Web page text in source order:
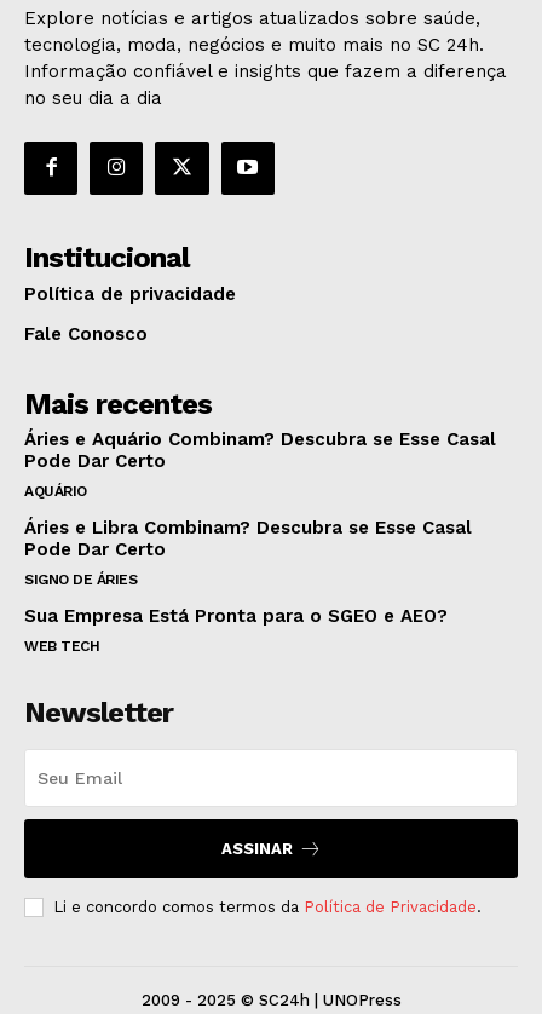
Explore notícias e artigos atualizados sobre saúde,
tecnologia, moda, negócios e muito mais no SC 24h.
Informação confiável e insights que fazem a diferença
no seu dia a dia
Institucional
Política de privacidade
Fale Conosco
Mais recentes
Áries e Aquário Combinam? Descubra se Esse Casal
Pode Dar Certo
AQUÁRIO
Áries e Libra Combinam? Descubra se Esse Casal
Pode Dar Certo
SIGNO DE ÁRIES
Sua Empresa Está Pronta para o SGEO e AEO?
WEB TECH
Newsletter
ASSINAR
Li e concordo comos termos da Política de Privacidade.
2009 - 2025 © SC24h | UNOPress